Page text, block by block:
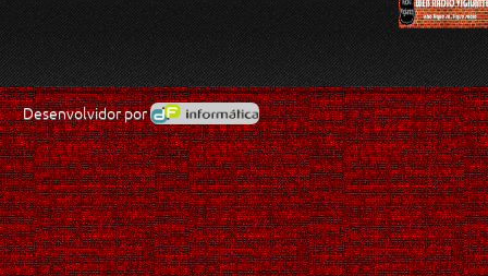
Desenvolvidor por